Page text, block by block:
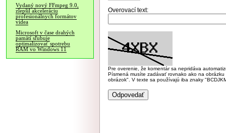
Vydaný nový FFmpeg 9.0,
zlepšil akceleráciu
profesionálnych formátov
videa
Microsoft v čase drahých
pamätí sľubuje
optimalizovať spotrebu
RAM vo Windows 11
Overovací text:
Pre overenie, že komentár sa nepridáva
Písmená musíte zadávať rovnako ako na
obrázok". V texte sa používajú iba znaky